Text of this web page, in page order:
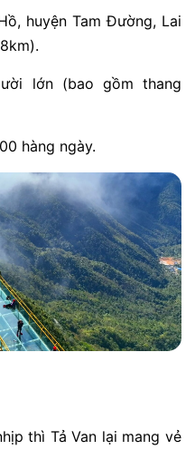
huyện Tam Đường, Lai
lớn (bao gồm thang
hàng ngày.
thì Tả Van lại mang vẻ